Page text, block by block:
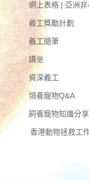
網上表格 | 亞洲
義工獎勵計劃
義工隨筆
講坐
資深義工
領養寵物Q&A
飼養寵物知識分享
香港動物拯救工